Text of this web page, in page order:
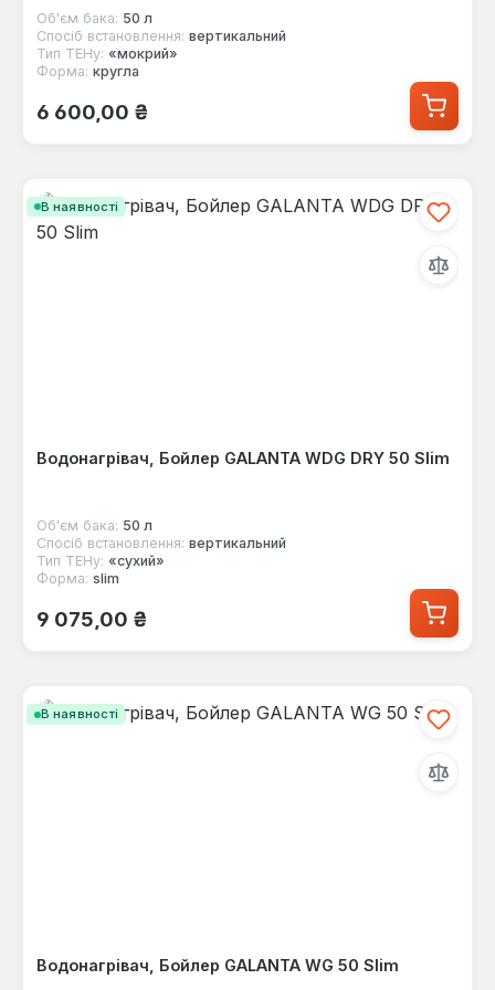
Об'єм бака: 50 л
Спосіб встановлення: вертикальний
Тип ТЕНу: «мокрий»
Форма: кругла
Звичайна ціна:
6 600,00 ₴
В наявності
Водонагрівач, Бойлер GALANTA WDG DRY 50 Slim
Об'єм бака: 50 л
Спосіб встановлення: вертикальний
Тип ТЕНу: «сухий»
Форма: slim
Звичайна ціна:
9 075,00 ₴
В наявності
Водонагрівач, Бойлер GALANTA WG 50 Slim